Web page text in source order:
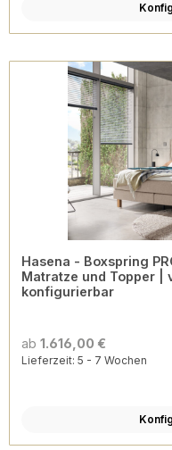
Hasena - Boxspring PRONTO Bonita | inkl.
Matratze und Topper |
konfigurierbar
ab 1.616,00 €
Lieferzeit: 5 - 7 Wochen